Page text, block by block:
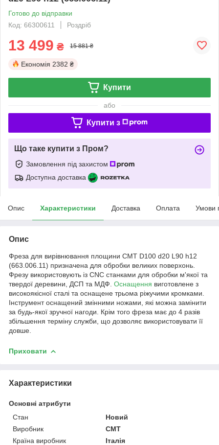
Готово до відправки
Код: 66300611
Роздріб
13 499 ₴ 15 881 ₴
Економія 2382 ₴
Купити
або
Купити з
Що таке купити з Пром?
Замовлення під захистом
Доступна доставка
Опис Характеристики Доставка Оплата Умови
Опис
Фреза для вирівнювання площини CMT D100 d20 L90 h12
(663.006.11) призначена для обробки великих поверхонь.
Фрезу використовують із CNC станками для обробки м'якої та
твердої деревини, ДСП та МДФ. Оснащення виготовлене з
високоякісної сталі та оснащене трьома ріжучими кромками.
Інструмент оснащений змінними ножами, які можна замінити
за будь-якої зручної нагоди. Крім того фреза має до 4 разів
збільшення терміну служби, що дозволяє використовувати її
довше.
Приховати
Характеристики
Основні атрибути
Стан
Новий
Виробник
CMT
Країна виробник
Італія